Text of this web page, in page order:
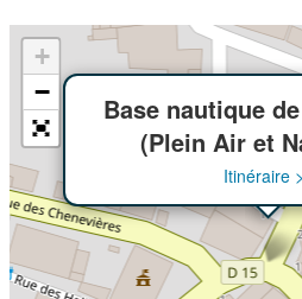
Base nautique
(Plein Air et
Itinéraire
+
−